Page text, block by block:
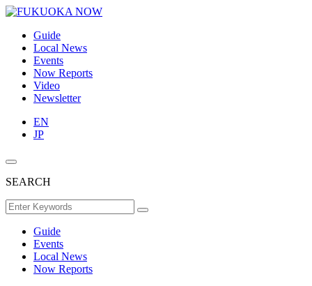
Guide
Local News
Events
Now Reports
Video
Newsletter
EN
JP
SEARCH
Guide
Events
Local News
Now Reports